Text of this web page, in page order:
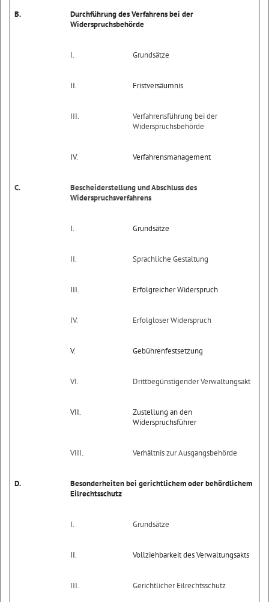
B.
Durchführung des Verfahrens bei der
Widerspruchsbehörde
I. Grundsätze
II. Fristversäumnis
III.
Verfahrensführung bei der
Widerspruchsbehörde
IV. Verfahrensmanagement
C.
Bescheiderstellung und Abschluss des
Widerspruchsverfahrens
I. Grundsätze
II. Sprachliche Gestaltung
III. Erfolgreicher Widerspruch
IV. Erfolgloser Widerspruch
V. Gebührenfestsetzung
VI. Drittbegünstigender Verwaltungsakt
VII.
Zustellung an den
Widerspruchsführer
VIII. Verhältnis zur Ausgangsbehörde
D.
Besonderheiten bei gerichtlichem oder behördlichem
Eilrechtsschutz
I. Grundsätze
II. Vollziehbarkeit des Verwaltungsakts
III. Gerichtlicher Eilrechtsschutz